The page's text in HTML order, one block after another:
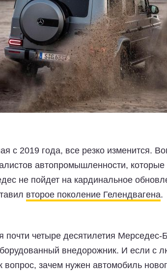
с 2019 года, все резко изменится.
автопромышленности,
не пойдет на кардинальное
второе поколение Гелендвагена.
почти четыре десятилетия
внедорожник. И если с
вопрос, зачем нужен автомобиль